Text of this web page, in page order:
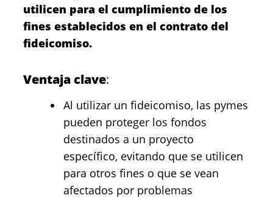
utilicen para el cumplimiento de los
fines establecidos en el contrato del
fideicomiso.
Ventaja clave:
Al utilizar un fideicomiso, las pymes
pueden proteger los fondos
destinados a un proyecto
específico, evitando que se utilicen
para otros fines o que se vean
afectados por problemas